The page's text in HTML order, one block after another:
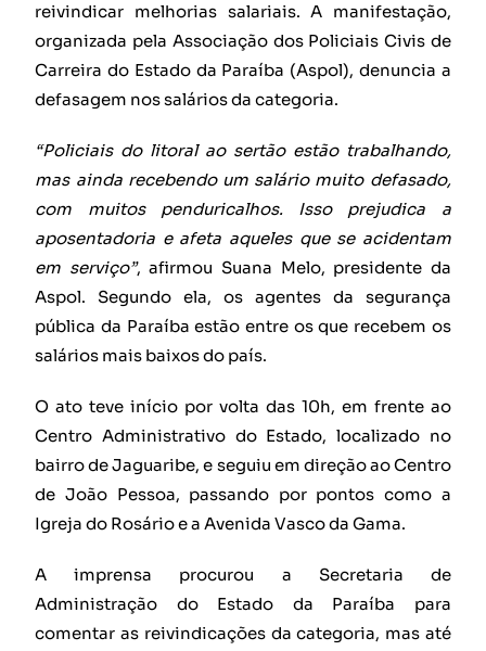
reivindicar melhorias salariais. A manifestação,
organizada pela Associação dos Policiais Civis de
Carreira do Estado da Paraíba (Aspol), denuncia a
defasagem nos salários da categoria.
“Policiais do litoral ao sertão estão trabalhando,
mas ainda recebendo um salário muito defasado,
com muitos penduricalhos. Isso prejudica a
aposentadoria e afeta aqueles que se acidentam
em serviço”, afirmou Suana Melo, presidente da
Aspol. Segundo ela, os agentes da segurança
pública da Paraíba estão entre os que recebem os
salários mais baixos do país.
O ato teve início por volta das 10h, em frente ao
Centro Administrativo do Estado, localizado no
bairro de Jaguaribe, e seguiu em direção ao Centro
de João Pessoa, passando por pontos como a
Igreja do Rosário e a Avenida Vasco da Gama.
A imprensa procurou a Secretaria de
Administração do Estado da Paraíba para
comentar as reivindicações da categoria, mas até